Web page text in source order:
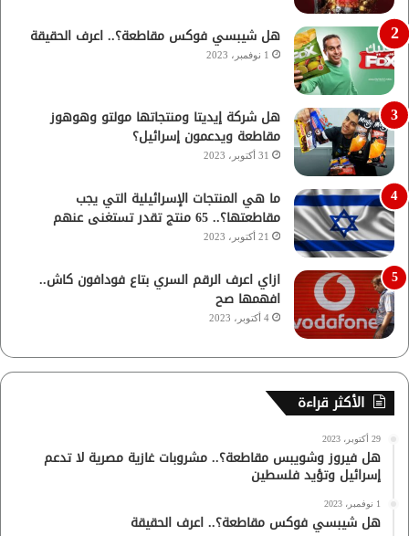
هل شيبسي فوكس مقاطعة؟.. اعرف الحقيقة
1 نوفمبر، 2023
هل شركة إيديتا ومنتجاتها مولتو وهوهوز
مقاطعة ويدعمون إسرائيل؟
31 أكتوبر، 2023
ما هي المنتجات الإسرائيلية التي يجب
مقاطعتها؟.. 65 منتج تقدر تستغنى عنهم
21 أكتوبر، 2023
ازاي اعرف الرقم السري بتاع فودافون كاش..
افهمها صح
4 أكتوبر، 2023
الأكثر قراءة
29 أكتوبر، 2023
هل فيروز وشويبس مقاطعة؟.. مشروبات غازية مصرية لا تدعم
إسرائيل وتؤيد فلسطين
1 نوفمبر، 2023
هل شيبسي فوكس مقاطعة؟.. اعرف الحقيقة